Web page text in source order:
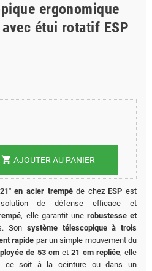
ergonomique
étui rotatif ESP
shopping_cart AJOUTER AU PANIER
en acier trempéde chezESP est
de défense efficace et
, elle garantit une robustesse et
Son système télescopique à trois
rapide par un simple mouvement du
de 53 cmet21 cm repliée, elle
ce soit à la ceinture ou dans un